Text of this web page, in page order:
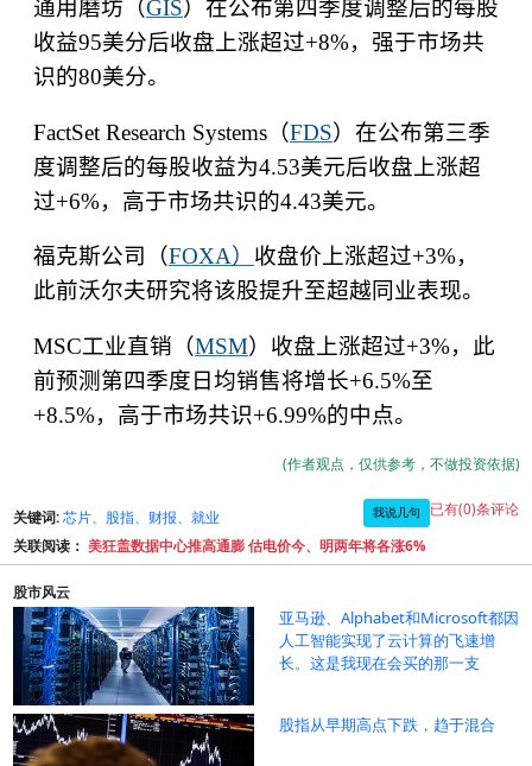
通用磨坊（GIS）在公布第四季度调整后的每股
收益95美分后收盘上涨超过+8%，强于市场共
识的80美分。
FactSet Research Systems （FDS）在公布第三季
度调整后的每股收益为4.53美元后收盘上涨超
过+6%，高于市场共识的4.43美元。
福克斯公司（FOXA） 收盘价上涨超过+3%，
此前沃尔夫研究将该股提升至超越同业表现。
MSC工业直销（MSM）收盘上涨超过+3%，此
前预测第四季度日均销售将增长+6.5%至
+8.5%，高于市场共识+6.99%的中点。
(作者观点，仅供参考，不做投资依据)
关键词: 芯片、股指、财报、就业 我说几句 已有(0)条评论
关联阅读： 美狂盖数据中心推高通膨 估电价今、明两年将各涨6%
股市风云
亚马逊、Alphabet和Microsoft都因
人工智能实现了云计算的飞速增
长。这是我现在会买的那一支
股指从早期高点下跌，趋于混合